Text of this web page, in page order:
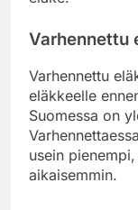
Varhennettu
Varhennettu
eläkkeelle
Suomessa on
usein
aikaisemmin.